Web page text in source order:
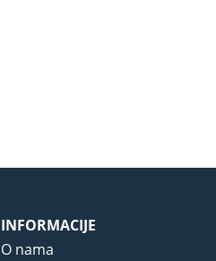
INFORMACIJE
O nama